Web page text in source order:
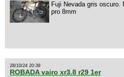
Fuji Nevada gris oscuro.
pro 8mm
28/10/24 20:39
ROBADA vairo xr3.8 r29 1er